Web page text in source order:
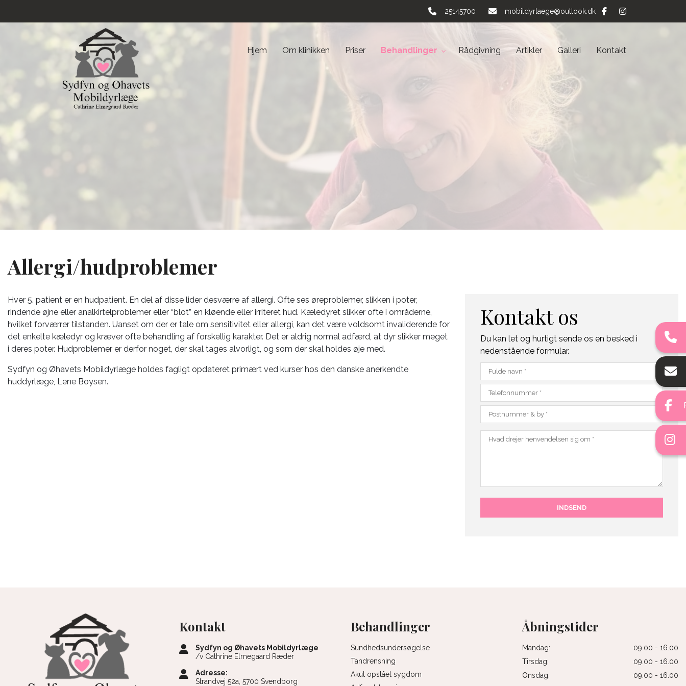
25145700 mobildyrlaege@outlook.dk
Hjem Om klinikken Priser Behandlinger Rådgivning Artikler Galleri Kontakt
Allergi/hudproblemer
Hver 5. patient er en hudpatient. En del af disse lider desværre af allergi. Ofte ses øreproblemer, slikken i poter,
rindende øjne eller analkirtelproblemer eller “blot” en kløende eller irriteret hud. Kæledyret slikker ofte i områderne,
hvilket forværrer tilstanden. Uanset om der er tale om sensitivitet eller allergi, kan det være voldsomt invaliderende for
det enkelte kæledyr og kræver ofte behandling af forskellig karakter. Det er aldrig normal adfærd, at dyr slikker meget
i deres poter. Hudproblemer er derfor noget, der skal tages alvorligt, og som der skal holdes øje med.
Sydfyn og Øhavets Mobildyrlæge holdes fagligt opdateret primært ved kurser hos den danske anerkendte
huddyrlæge, Lene Boysen.
Kontakt os
Du kan let og hurtigt sende os en besked i
nedenstående formular.
Kontakt
Sydfyn og Øhavets Mobildyrlæge
/v Cathrine Elmegaard Ræder
Adresse:
Strandvej 52a, 5700 Svendborg
Behandlinger
Sundhedsundersøgelse
Tandrensning
Akut opstået sygdom
Åbningstider
Mandag:
09.00 - 16.00
Tirsdag:
09.00 - 16.00
Onsdag:
09.00 - 16.00